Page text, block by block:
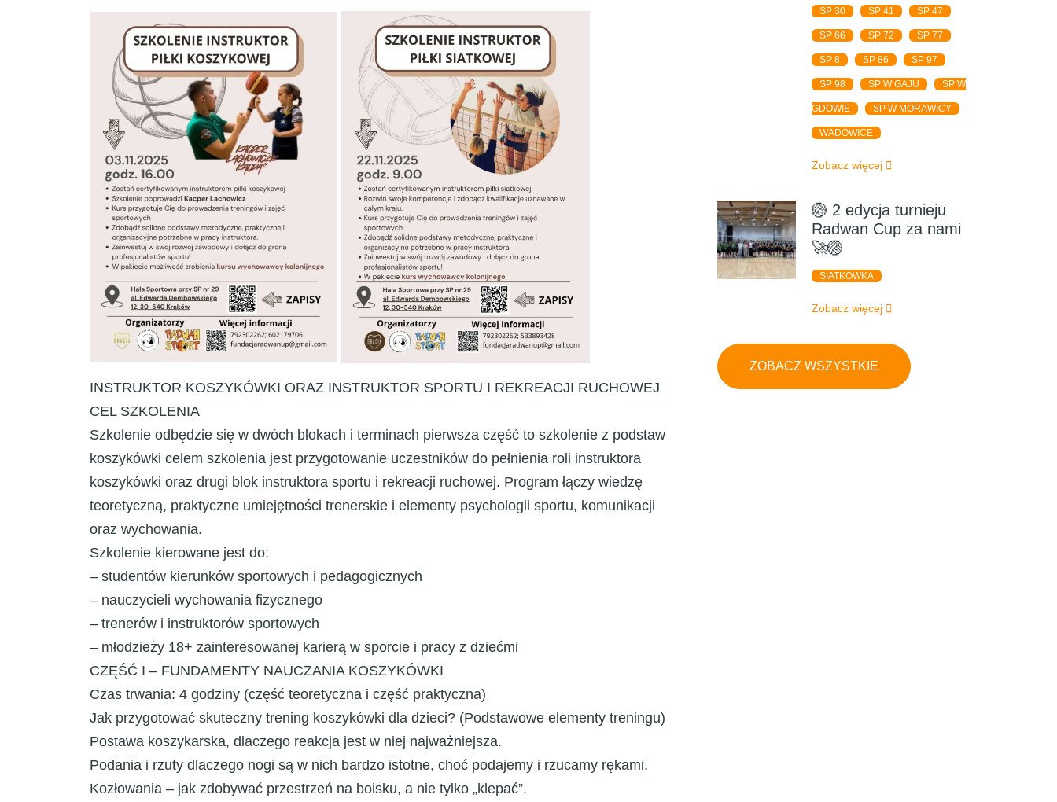
INSTRUKTOR KOSZYKÓWKI ORAZ INSTRUKTOR SPORTU I REKREACJI RUCHOWEJ
CEL SZKOLENIA
Szkolenie odbędzie się w dwóch blokach i terminach pierwsza część to szkolenie z podstaw
koszykówki celem szkolenia jest przygotowanie uczestników do pełnienia roli instruktora
koszykówki oraz drugi blok instruktora sportu i rekreacji ruchowej. Program łączy wiedzę
teoretyczną, praktyczne umiejętności trenerskie i elementy psychologii sportu, komunikacji
oraz wychowania.
Szkolenie kierowane jest do:
– studentów kierunków sportowych i pedagogicznych
– nauczycieli wychowania fizycznego
– trenerów i instruktorów sportowych
– młodzieży 18+ zainteresowanej karierą w sporcie i pracy z dziećmi
CZĘŚĆ I – FUNDAMENTY NAUCZANIA KOSZYKÓWKI
Czas trwania: 4 godziny (część teoretyczna i część praktyczna)
Jak przygotować skuteczny trening koszykówki dla dzieci? (Podstawowe elementy treningu)
Postawa koszykarska, dlaczego reakcja jest w niej najważniejsza.
Podania i rzuty dlaczego nogi są w nich bardzo istotne, choć podajemy i rzucamy rękami.
Kozłowania – jak zdobywać przestrzeń na boisku, a nie tylko „klepać”.
SP 30 SP 41 SP 47
SP 66 SP 72 SP 77
SP 8 SP 86 SP 97
SP 98 SP W GAJU SP W
GDOWIE SP W MORAWICY
WADOWICE
Zobacz więcej
🏐 2 edycja turnieju
Radwan Cup za nami
🚀🏐
SIATKÓWKA
Zobacz więcej
ZOBACZ WSZYSTKIE